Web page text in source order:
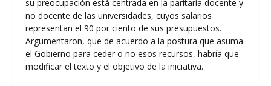
su preocupación está centrada en la paritaria docente y
no docente de las universidades, cuyos salarios
representan el 90 por ciento de sus presupuestos.
Argumentaron, que de acuerdo a la postura que asuma
el Gobierno para ceder o no esos recursos, habría que
modificar el texto y el objetivo de la iniciativa.